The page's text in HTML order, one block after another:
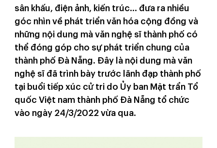
sân khấu, điện ảnh, kiến trúc… đưa ra nhiều
góc nhìn về phát triển văn hóa cộng đồng và
những nội dung mà văn nghệ sĩ thành phố có
thể đóng góp cho sự phát triển chung của
thành phố Đà Nẵng. Đây là nội dung mà văn
nghệ sĩ đã trình bày trước lãnh đạp thành phố
tại buổi tiếp xúc cử tri do Ủy ban Mặt trẩn Tổ
quốc Việt nam thành phố Đà Nẵng tổ chức
vào ngày 24/3/2022 vừa qua.